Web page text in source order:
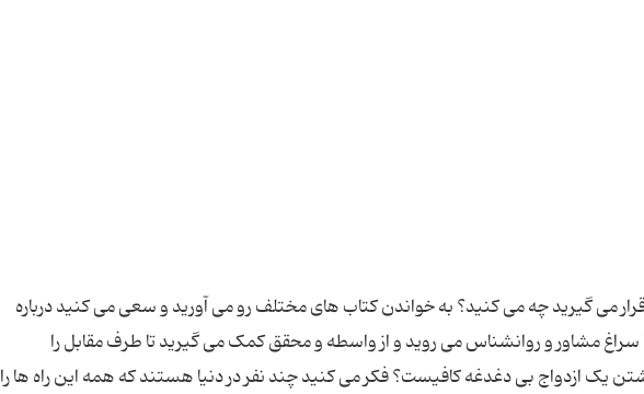
می گیرید چه می کنید؟ به خواندن کتاب های مختلف رو می آورید و سعی می کنید درباره
مشاور و روانشناس می روید و از واسطه و محقق کمک می گیرید تا طرف مقابل را
یک ازدواج بی دغدغه کافیست؟ فکر می کنید چند نفر در دنیا هستند که همه این راه ها را